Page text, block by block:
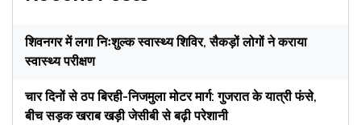
शिवनगर में लगा निःशुल्क स्वास्थ्य शिविर, सैकड़ों लोगों ने कराया
स्वास्थ्य परीक्षण
चार दिनों से ठप बिरही-निजमुला मोटर मार्ग: गुजरात के यात्री फंसे,
बीच सड़क खराब खड़ी जेसीबी से बढ़ी परेशानी